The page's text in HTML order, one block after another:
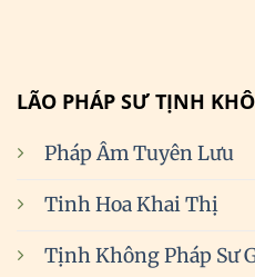
LÃO PHÁP SƯ TỊNH
Pháp Âm Tuyên Lưu
Tinh Hoa Khai Thị
Tịnh Không Pháp Sư